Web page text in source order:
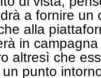
a fornire un
alla
in
altresì che
punto